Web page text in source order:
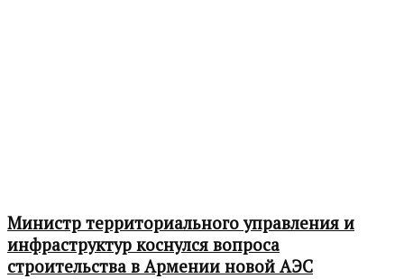
Министр территориального управления и
инфраструктур коснулся вопроса
строительства в Армении новой АЭС